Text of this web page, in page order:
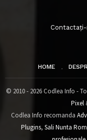
HOME
© 2010 - 2026 Codlea Info -
Pixel
Codlea Info recomanda
Plugins, Sali Nunta